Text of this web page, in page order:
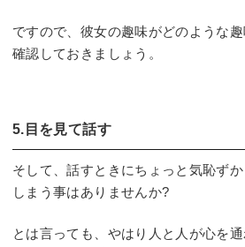
ですので、彼女の趣味がどのような
確認しておきましょう。
5.目を見て話す
そして、話すときにちょっと気恥ず
しまう事はありませんか?
とは言っても、やはり人と人が心を